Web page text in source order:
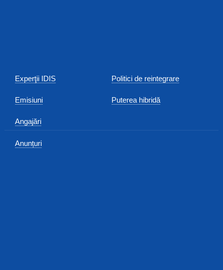
Experţii IDIS
Emisiuni
Angajări
Anunțuri
Politici de reintegrare
Puterea hibridă